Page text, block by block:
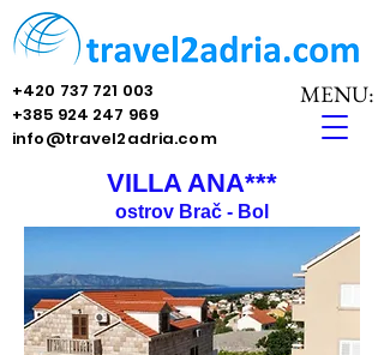
MENU:
+420 737 721 003
+385 924 247 969
info@travel2adria.com
VILLA ANA***
ostrov Brač - Bol